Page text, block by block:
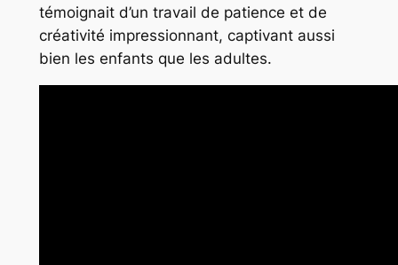
témoignait d’un travail de patience et de
créativité impressionnant, captivant aussi
bien les enfants que les adultes.